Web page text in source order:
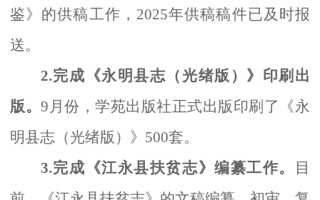
鉴》的供稿工作， 2025年供稿稿件已及时报
送。
2.完成《永明县志（光绪版）》印刷出
版。9月份，学苑出版社正式出版印刷了《永
明县志（光绪版）》500套。
3.完成《江永县扶贫志》编纂工作。
目